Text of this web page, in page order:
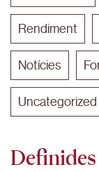
Rendiment
Notícies
Uncategorized
Definides